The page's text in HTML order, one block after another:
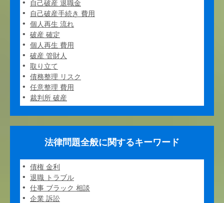
自己破産 退職金
自己破産手続き 費用
個人再生 流れ
破産 確定
個人再生 費用
破産 管財人
取り立て
債務整理 リスク
任意整理 費用
裁判所 破産
法律問題全般に関するキーワード
債権 金利
退職 トラブル
仕事 ブラック 相談
企業 訴訟